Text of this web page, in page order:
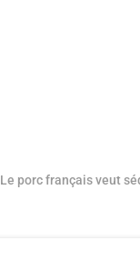
Le porc français veut